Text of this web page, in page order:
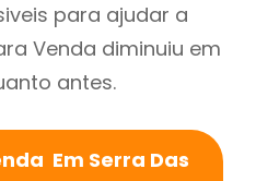
para ajudar a
Venda diminuiu em
antes.
Em Serra Das